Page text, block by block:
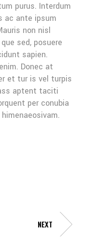
purus. Interdum
ac ante ipsum
non nisl
sed, posuere
sapien.
Donec at
et tur is vel turpis
aptent taciti
per conubia
NEXT